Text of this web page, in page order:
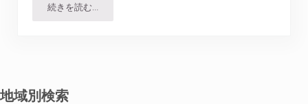
続きを読む…PROW｜ガパオライスのレシピ革命！新たな作り方を探求
地域別検索